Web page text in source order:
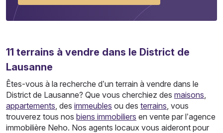
11 terrains à vendre dans le District de
Lausanne
Êtes-vous à la recherche d’un terrain à vendre dans le
District de Lausanne? Que vous cherchiez des maisons,
appartements, des immeubles ou des terrains, vous
trouverez tous nos biens immobiliers en vente par l’agence
immobilière Neho. Nos agents locaux vous aideront pour